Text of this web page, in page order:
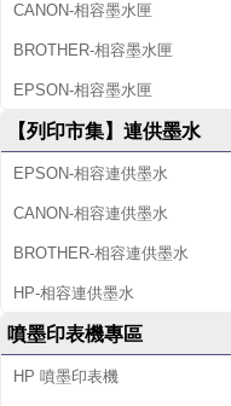
CANON-相容墨水匣
BROTHER-相容墨水匣
EPSON-相容墨水匣
【列印市集】連供墨水
EPSON-相容連供墨水
CANON-相容連供墨水
BROTHER-相容連供墨水
HP-相容連供墨水
噴墨印表機專區
HP 噴墨印表機